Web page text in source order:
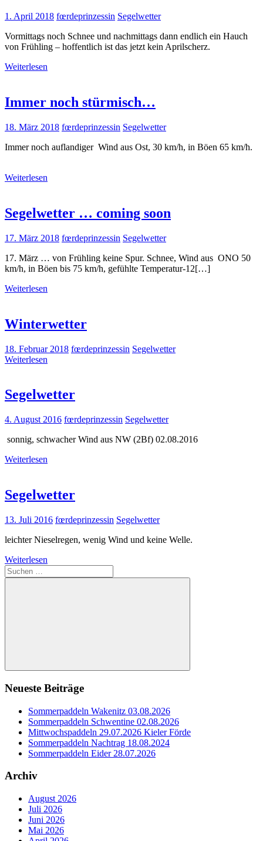
1. April 2018 fœrdeprinzessin Segelwetter
Vormittags noch Schnee und nachmittags dann endlich ein Hauch
von Frühling – hoffentlich ist das jetzt kein Aprilscherz.
Weiterlesen
Immer noch stürmisch…
18. März 2018 fœrdeprinzessin Segelwetter
Immer noch auflandiger Wind aus Ost, 30 km/h, in Böen 65 km/h.
Weiterlesen
Segelwetter … coming soon
17. März 2018 fœrdeprinzessin Segelwetter
17. März … von Frühling keine Spur. Schnee, Wind aus ONO 50
km/h, in Böen bis 75 km/h, gefühlte Temperatur-12[…]
Weiterlesen
Winterwetter
18. Februar 2018 fœrdeprinzessin Segelwetter
Weiterlesen
Segelwetter
4. August 2016 fœrdeprinzessin Segelwetter
sonnig, schwacher Wind aus NW (2Bf) 02.08.2016
Weiterlesen
Segelwetter
13. Juli 2016 fœrdeprinzessin Segelwetter
leichter Nieselregen, wenig Wind und keine Welle.
Weiterlesen
Suchen
nach:
Suchen
Neueste Beiträge
Sommerpaddeln Wakenitz 03.08.2026
Sommerpaddeln Schwentine 02.08.2026
Mittwochspaddeln 29.07.2026 Kieler Förde
Sommerpaddeln Nachtrag 18.08.2024
Sommerpaddeln Eider 28.07.2026
Archiv
August 2026
Juli 2026
Juni 2026
Mai 2026